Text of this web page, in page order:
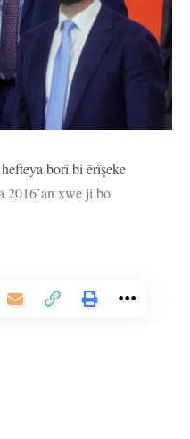
borî bi êrîşeke
2016’an xwe ji bo
de xwedî cihekî girîng e.
Bixwîne